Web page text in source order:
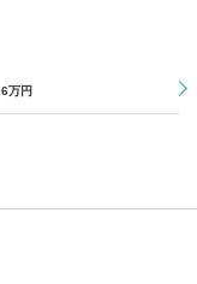
.6万円